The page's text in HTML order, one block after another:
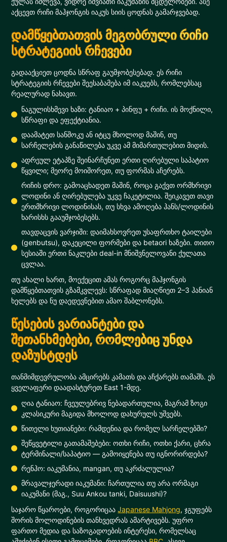
აქცევთ რიჩი მაჰჯონგის იაკუს სიის ცოდნას გამარჯვებად.
დამწყებთათვის მეგობრული რიჩი
სტრატეგიის რჩევები
გადააქციეთ ცოდნა სწრაფ გაუმჯობესებად. ეს რიჩი
სტრატეგიის რჩევები შეესაბამება იმ იაკუებს, რომლებსაც
რეალურად ნახავთ.
ნაგულისხმევი ხაზი: ტანიაო + პინფუ + რიჩი. ის მოქნილი,
სწრაფი და ეფექტიანია.
დაამატეთ სანშოკუ ან იტცუ მხოლოდ მაშინ, თუ
სარჩელების განაწილება უკვე ამ მიმართულებით მიდის.
ადრეულ ეტაპზე შეინარჩუნეთ ერთი ღირებული საპატიო
წყვილი; მეორე მოიშორეთ, თუ ფორმას აჩერებს.
რიჩის დრო: გამოაცხადეთ მაშინ, როცა გაქვთ ორმხრივი
ლოდინი ან ღირებულება უკვე ჩაკეტილია. შეიკავეთ თავი
ერთმხრივი ლოდინისას, თუ სხვა ამოღება ჰანს/ლოდინის
ხარისხს გააუმჯობესებს.
თავდაცვის ვარჯიში: დაიმახსოვრეთ უსაფრთხო ტაილები
(genbutsu), დაკეცილი ფორმები და betaori ხაზები. თითო
სესიაში ერთი ნაკლები deal-in მნიშვნელოვანი ქულათა
ცვლაა.
თუ ახალი ხართ, მოექეცით ამას როგორც მაჰჯონგის
დამწყებთათვის გზამკვლევს: სწრაფად მიაღწიეთ 2–3 ჰანიან
ხელებს და ნუ დაედევნებით ამაო შაბლონებს.
წესების ვარიანტები და
შეთანხმებები, რომლებიც უნდა
დაზუსტდეს
თანმიმდევრულობა ამცირებს კამათს და აჩქარებს თამაშს. ეს
ყველაფერი დაადასტურეთ East 1-მდე.
ღია ტანიაო: ჩვეულებრივ ნებადართულია, მაგრამ ზოგი
კლასიკური მაგიდა მხოლოდ დახურულს უშვებს.
წითელი ხუთიანები: რამდენია და რომელ სარჩელებში?
შეწყვეტილი გათამაშებები: ოთხი რიჩი, ოთხი ქარი, ცხრა
ტერმინალი/საპატიო — გამოიყენება თუ იგნორირდება?
რენჰო: იაკუმანია, mangan, თუ აკრძალულია?
მრავალჯერადი იაკუმანი: ჩართულია თუ არა ორმაგი
იაკუმანი (მაგ., Suu Ankou tanki, Daisuushi)?
საჯარო წყაროები, როგორიცააJapanese Mahjong, ჯგუფებს
შორის მოლოდინების თანხვედრას ამარტივებს. უფრო
ფართო მედია და საზოგადოების ინტერესი, რომელსაც